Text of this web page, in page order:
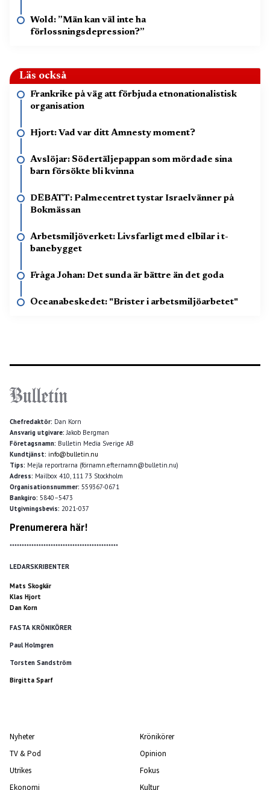
Wold: ”Män kan väl inte ha
förlossningsdepression?”
Läs också
Frankrike på väg att förbjuda etnonationalistisk
organisation
Hjort: Vad var ditt Amnesty moment?
Avslöjar: Södertäljepappan som mördade sina
barn försökte bli kvinna
DEBATT: Palmecentret tystar Israelvänner på
Bokmässan
Arbetsmiljöverket: Livsfarligt med elbilar i t-
banebygget
Fråga Johan: Det sunda är bättre än det goda
Oceanabeskedet: "Brister i arbetsmiljöarbetet"
Chefredaktör: Dan Korn
Ansvarig utgivare: Jakob Bergman
Företagsnamn: Bulletin Media Sverige AB
Kundtjänst: info@bulletin.nu
Tips: Mejla reportrarna (förnamn.efternamn@bulletin.nu)
Adress: Mailbox 410, 111 73 Stockholm
Organisationsnummer: 559367-0671
Bankgiro: 5840–5473
Utgivningsbevis: 2021-037
Prenumerera här!
*********************************************
LEDARSKRIBENTER
Mats Skogkär
Klas Hjort
Dan Korn
FASTA KRÖNIKÖRER
Paul Holmgren
Torsten Sandström
Birgitta Sparf
Nyheter
TV & Pod
Utrikes
Ekonomi
Krönikörer
Opinion
Fokus
Kultur